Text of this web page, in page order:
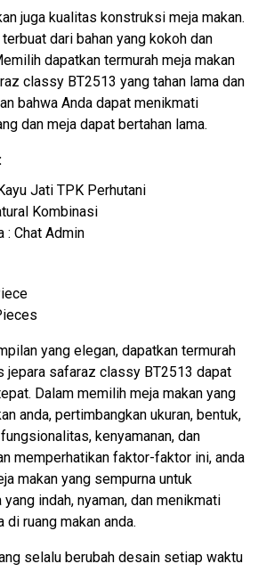
juga kualitas konstruksi meja makan.
dari bahan yang kokoh dan
dapatkan termurah meja makan
classy BT2513 yang tahan lama dan
bahwa Anda dapat menikmati
dan meja dapat bertahan lama.
Jati TPK Perhutani
Kombinasi
: Chat Admin
yang elegan, dapatkan termurah
jepara safaraz classy BT2513 dapat
Dalam memilih meja makan yang
anda, pertimbangkan ukuran, bentuk,
kenyamanan, dan
memperhatikan faktor-faktor ini, anda
makan yang sempurna untuk
indah, nyaman, dan menikmati
di ruang makan anda.
selalu berubah desain setiap waktu